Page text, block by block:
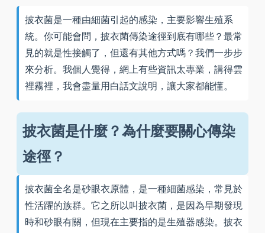
披衣菌是一種由細菌引起的感染，主要影響生殖系
統。你可能會問，披衣菌傳染途徑到底有哪些？最常
見的就是性接觸了，但還有其他方式嗎？我們一步步
來分析。我個人覺得，網上有些資訊太專業，講得雲
裡霧裡，我會盡量用白話文說明，讓大家都能懂。
披衣菌是什麼？為什麼要關心傳染
途徑？
披衣菌全名是砂眼衣原體，是一種細菌感染，常見於
性活躍的族群。它之所以叫披衣菌，是因為早期發現
時和砂眼有關，但現在主要指的是生殖器感染。披衣